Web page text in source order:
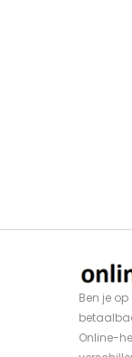
Ben je
Online-